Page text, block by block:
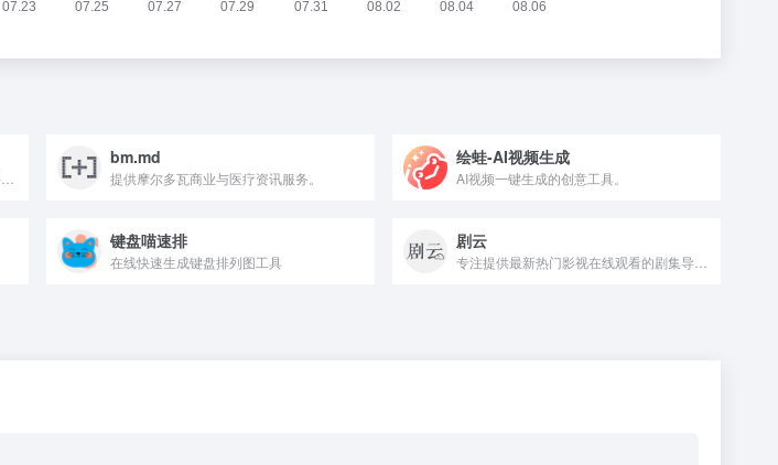
bm.md
提供摩尔多瓦商业与医疗资讯服务。
绘蛙-AI视频生成
AI视频一键生成的创意工具。
键盘喵速排
在线快速生成键盘排列图工具
剧云